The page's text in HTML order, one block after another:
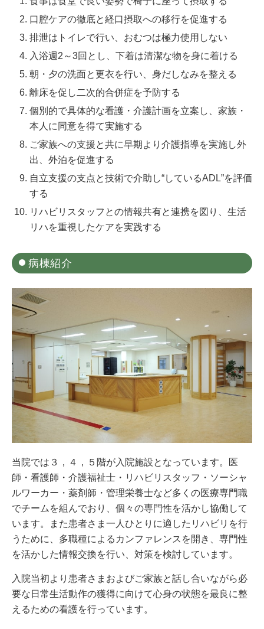
口腔ケアの徹底と経口摂取への移行を促進する
排泄はトイレで行い、おむつは極力使用しない
入浴週2～3回とし、下着は清潔な物を身に着ける
朝・夕の洗面と更衣を行い、身だしなみを整える
離床を促し二次的合併症を予防する
個別的で具体的な看護・介護計画を立案し、家族・
本人に同意を得て実施する
ご家族への支援と共に早期より介護指導を実施し外
出、外泊を促進する
自立支援の支点と技術で介助し“しているADL”を評価
する
リハビリスタッフとの情報共有と連携を図り、生活
リハを重視したケアを実践する
病棟紹介
当院では３，４，５階が入院施設となっています。医
師・看護師・介護福祉士・リハビリスタッフ・ソーシャ
ルワーカー・薬剤師・管理栄養士など多くの医療専門職
でチームを組んでおり、個々の専門性を活かし協働して
います。また患者さま一人ひとりに適したリハビリを行
うために、多職種によるカンファレンスを開き、専門性
を活かした情報交換を行い、対策を検討しています。
入院当初より患者さまおよびご家族と話し合いながら必
要な日常生活動作の獲得に向けて心身の状態を最良に整
えるための看護を行っています。